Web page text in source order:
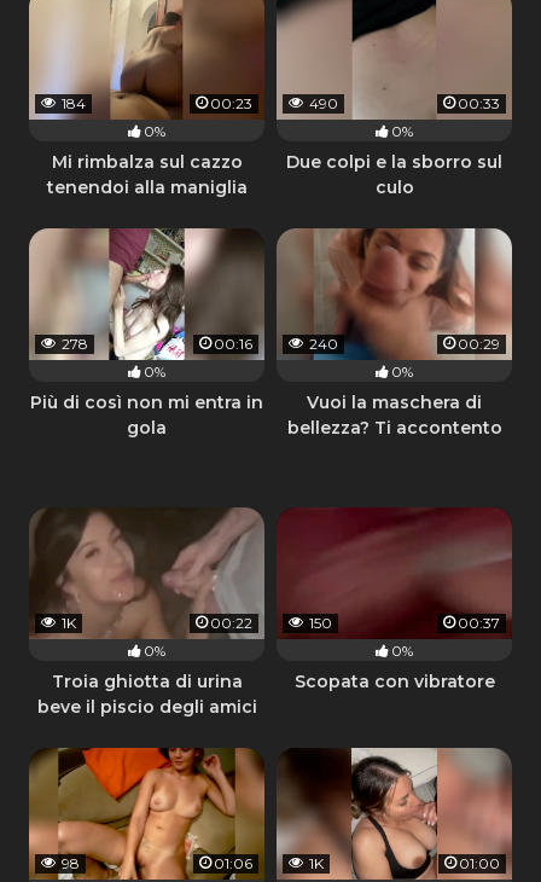
184
00:23
0%
Mi rimbalza sul cazzo
tenendoi alla maniglia
490
00:33
0%
Due colpi e la sborro sul
culo
278
00:16
0%
Più di così non mi entra in
gola
240
00:29
0%
Vuoi la maschera di
bellezza? Ti accontento
1K
00:22
0%
Troia ghiotta di urina
beve il piscio degli amici
150
00:37
0%
Scopata con vibratore
98 01:06 1K 01:00